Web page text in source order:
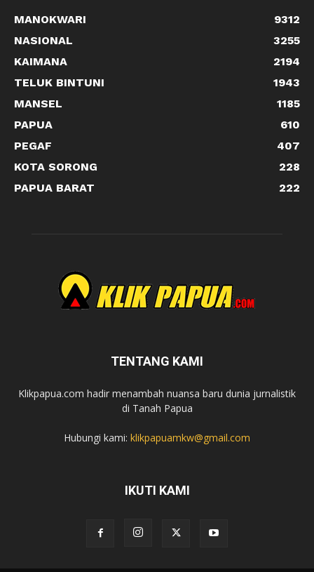
MANOKWARI
9312
NASIONAL
3255
KAIMANA
2194
TELUK BINTUNI
1943
MANSEL
1185
PAPUA
610
PEGAF
407
KOTA SORONG
228
PAPUA BARAT
222
TENTANG KAMI
Klikpapua.com hadir menambah nuansa baru dunia jurnalistik
di Tanah Papua
Hubungi kami: klikpapuamkw@gmail.com
IKUTI KAMI